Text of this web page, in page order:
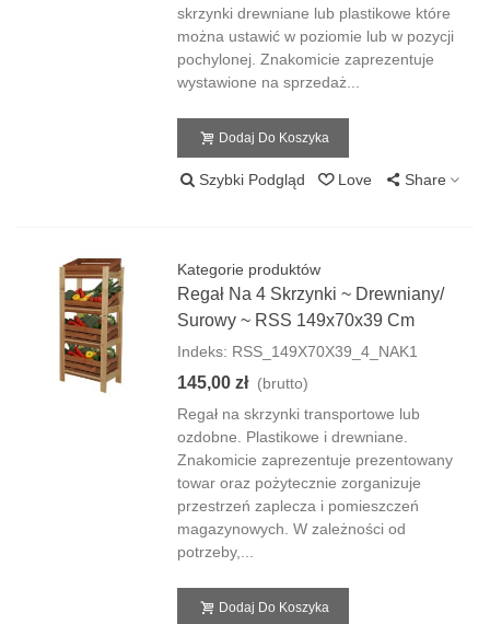
skrzynki drewniane lub plastikowe które
można ustawić w poziomie lub w pozycji
pochylonej. Znakomicie zaprezentuje
wystawione na sprzedaż...
Dodaj Do Koszyka
Szybki Podgląd Love Share
Kategorie produktów
Regał Na 4 Skrzynki ~ Drewniany/
Surowy ~ RSS 149x70x39 Cm
Indeks: RSS_149X70X39_4_NAK1
145,00 zł (brutto)
Regał na skrzynki transportowe lub
ozdobne. Plastikowe i drewniane.
Znakomicie zaprezentuje prezentowany
towar oraz pożytecznie zorganizuje
przestrzeń zaplecza i pomieszczeń
magazynowych. W zależności od
potrzeby,...
Dodaj Do Koszyka